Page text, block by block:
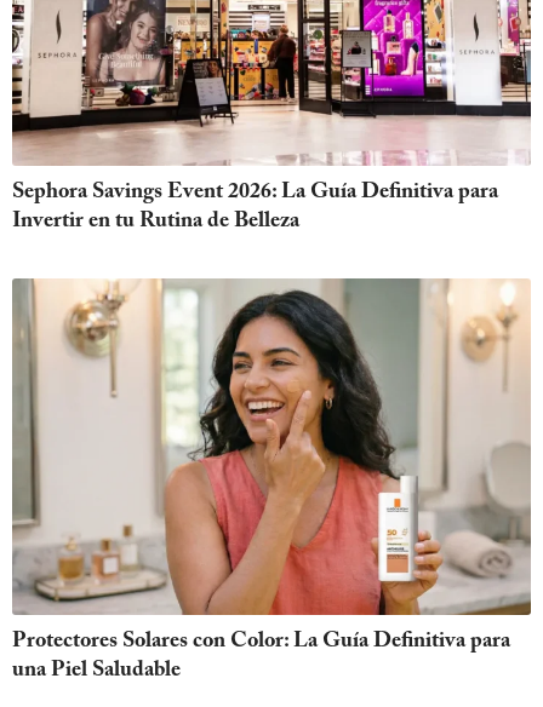
Sephora Savings Event 2026: La Guía Definitiva para
Invertir en tu Rutina de Belleza
Protectores Solares con Color: La Guía Definitiva para
una Piel Saludable